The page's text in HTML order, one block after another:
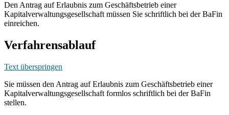
Den Antrag auf Erlaubnis zum Geschäftsbetrieb einer
Kapitalverwaltungsgesellschaft müssen Sie schriftlich bei der BaFin
einreichen.
Verfahrensablauf
Text überspringen
Sie müssen den Antrag auf Erlaubnis zum Geschäftsbetrieb einer
Kapitalverwaltungsgesellschaft formlos schriftlich bei der BaFin
stellen.